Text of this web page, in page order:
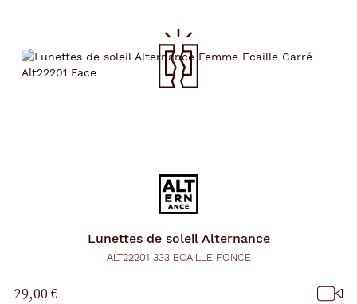
Lunettes de soleil Alternance
ALT22201 333 ECAILLE FONCE
29,00 €